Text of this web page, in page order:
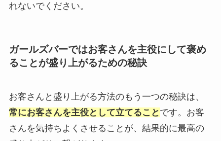
れないでください。
ガールズバーではお客さんを主役にして褒め
ることが盛り上がるための秘訣
お客さんと盛り上がる方法のもう一つの秘訣は、
常にお客さんを主役として立てること です。お客
さんを気持ちよくさせることが、結果的に最高の